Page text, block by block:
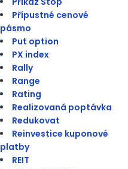
Přípustné cenové
pásmo
Put option
PX index
Rally
Range
Rating
Realizovaná poptávka
Redukovat
Reinvestice kuponové
platby
REIT